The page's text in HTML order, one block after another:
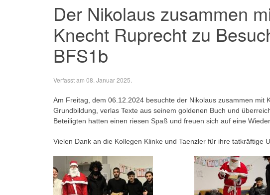
Der Nikolaus zusammen
Knecht Ruprecht zu
BFS1b
Verfasst am 08. Januar 2025
Am Freitag, dem 06.12.2024 besuchte der Nikolaus zusammen mit
Grundbildung, verlas Texte aus seinem goldenen Buch und
Beteiligten hatten einen riesen Spaß und freuen sich auf eine
Vielen Dank an die Kollegen Klinke und Taenzler für ihre tatkräftige